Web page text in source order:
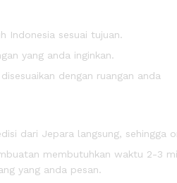
Indonesia sesuai tujuan.
yang anda inginkan.
dengan ruangan anda
dari Jepara langsung, sehingga
membutuhkan waktu 2-3
yang anda pesan.